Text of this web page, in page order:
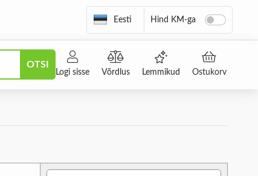
Eesti Hind KM-ga
OTSI
Logi sisse Võrdlus Lemmikud Ostukorv